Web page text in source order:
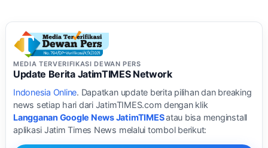
MEDIA TERVERIFIKASI DEWAN PERS
Update Berita JatimTIMES Network
Indonesia Online. Dapatkan update berita pilihan dan breaking
news setiap hari dari JatimTIMES.com dengan klik
Langganan Google News JatimTIMESatau bisa menginstall
aplikasi Jatim Times News melalui tombol berikut: